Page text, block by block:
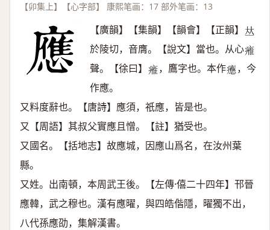
【卯集上】【心字部】 康熙笔画：17 部外笔画：13
【廣韻】【集韻】【韻會】【正韻】 𠀤
於陵切，音膺。【說文】當也。从心𤸰
聲。【徐曰】 𤸰 ，鷹字也。本作𤻮 ，今
作應。
又料度辭也。【唐詩】應須，祇應，皆是也。
又【周語】其叔父實應且憎。【註】猶受也。
又國名。【括地志】故應城，因應山爲名，在汝州葉
縣。
又姓。出南頓，本周武王後。【左傳·僖二十四年】邗晉
應韓，武之穆也。漢有應曜，與四皓偕隱，曜獨不出，
八代孫應劭，集解漢書。